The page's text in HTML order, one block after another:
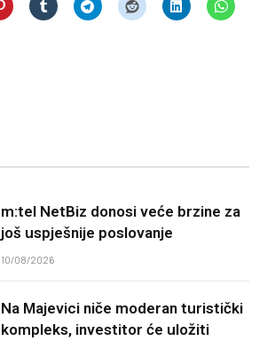
m:tel NetBiz donosi veće brzine za
još uspješnije poslovanje
10/08/2026
Na Majevici niče moderan turistički
kompleks, investitor će uložiti